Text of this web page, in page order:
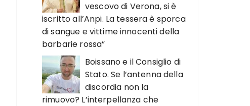
vescovo di Verona, si è
iscritto all’Anpi. La tessera è sporca
di sangue e vittime innocenti della
barbarie rossa”
Boissano e il Consiglio di
Stato. Se l’antenna della
discordia non la
rimuovo? L’interpellanza che